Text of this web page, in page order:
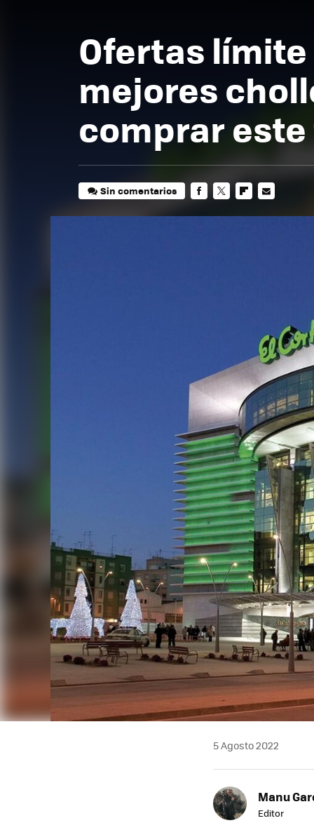
Ofertas
mejores
comprar
Sin comentarios
5 Agosto 2022
Manu
Editor